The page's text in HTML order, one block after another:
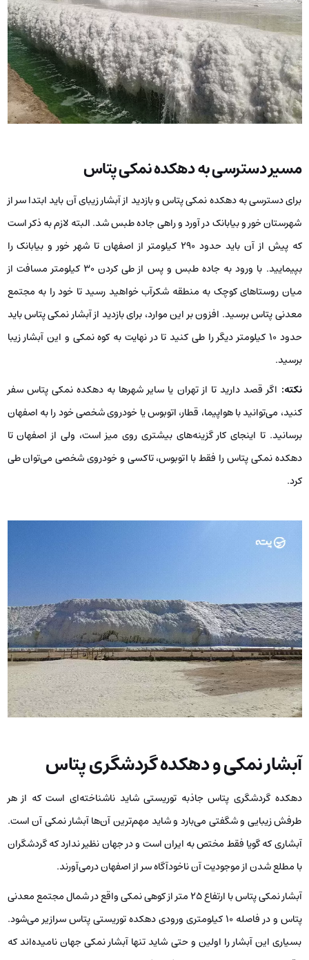
مسیر دسترسی به دهکده‌ نمکی پتاس
برای دسترسی به دهکده نمکی پتاس و بازدید از آبشار زیبای آن باید ابتدا سر از
شهرستان خور و بیابانک در آورد و راهی جاده طبس شد. البته لازم به ذکر است
که پیش از آن باید حدود 290 کیلومتر از اصفهان تا شهر خور و بیابانک را
بپیمایید. با ورود به جاده طبس و پس از طی کردن 30 کیلومتر مسافت از
میان روستاهای کوچک به منطقه شکرآب خواهید رسید تا خود را به مجتمع
معدنی پتاس برسید. افزون بر این موارد، برای بازدید از آبشار نمکی پتاس باید
حدود 10 کیلومتر دیگر را طی کنید تا در نهایت به کوه نمکی و این آبشار زیبا
برسید.
نکته: اگر قصد دارید تا از تهران یا سایر شهرها به دهکده نمکی پتاس سفر
کنید، می‌توانید با هواپیما، قطار، اتوبوس یا خودروی شخصی خود را به اصفهان
برسانید. تا اینجای کار گزینه‌های بیشتری روی میز است، ولی از اصفهان تا
دهکده نمکی پتاس را فقط با اتوبوس، تاکسی و خودروی شخصی می‌توان طی
کرد.
آبشار نمکی و دهکده گردشگری پتاس
دهکده گردشگری پتاس جاذبه توریستی شاید ناشناخته‌ای است که از هر
طرفش زیبایی و شگفتی می‌بارد و شاید مهم‌ترین آن‌ها آبشار نمکی آن است.
آبشاری که گویا فقط مختص به ایران است و در جهان نظیر ندارد که گردشگران
با مطلع شدن از موجودیت آن ناخودآگاه سر از اصفهان درمی‌آورند.
آبشار نمکی پتاس با ارتفاع 25 متر از کوهی نمکی واقع در شمال مجتمع معدنی
پتاس و در فاصله 10 کیلومتری ورودی دهکده توریستی پتاس سرازیر می‌شود.
بسیاری این آبشار را اولین و حتی شاید تنها آبشار نمکی جهان نامیده‌اند که